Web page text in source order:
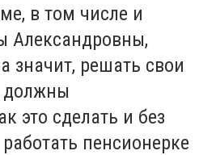
в том числе и
Александровны,
значит, решать свои
это сделать и без
пенсионерке